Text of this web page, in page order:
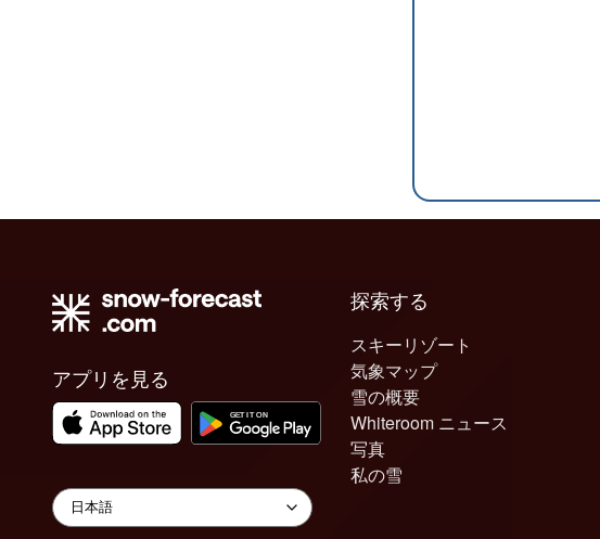
アプリを見る
探索する
スキーリゾート
気象マップ
雪の概要
Whiteroom ニュース
写真
私の雪